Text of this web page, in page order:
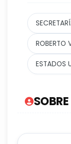
ROBERTO
ESTADOS